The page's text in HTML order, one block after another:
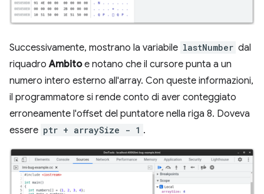
Successivamente, mostrano la variabile lastNumber dal
riquadroAmbitoe notano che il cursore punta a un
numero intero esterno all'array. Con queste informazioni,
il programmatore si rende conto di aver conteggiato
erroneamente l'offset del puntatore nella riga 8. Doveva
essere ptr + arraySize - 1 .